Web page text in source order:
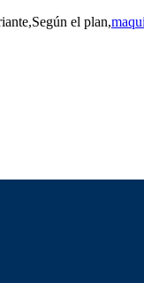
el plan,